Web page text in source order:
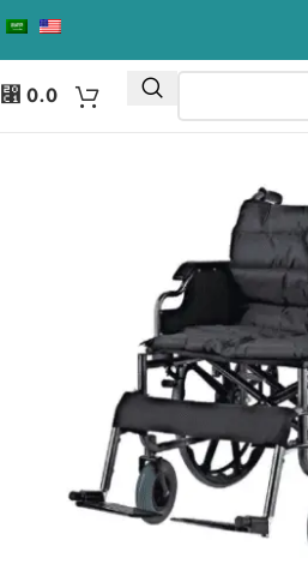
⃁ 0.0